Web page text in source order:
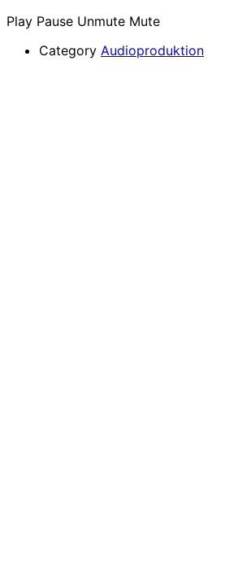
Play Pause Unmute Mute
Category Audioproduktion